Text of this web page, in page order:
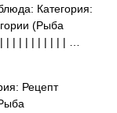
Категория:
(Рыба
| | | | | | | | | | …
Рецепт